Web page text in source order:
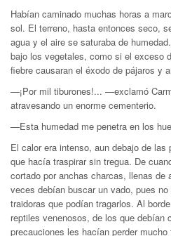
Habían caminado muchas horas a
sol. El terreno, hasta entonces seco,
agua y el aire se saturaba de
bajo los vegetales, como si el exceso
fiebre causaran el éxodo de pájaros y
—¡Por mil tiburones!... —exclamó
atravesando un enorme cementerio.
—Esta humedad me penetra en los
El calor era intenso, aun debajo de
que hacía traspirar sin tregua. De
cortado por anchas charcas, llenas de
veces debían buscar un vado, pues
traidoras que podían tragarlos. Al
reptiles venenosos, de los que debían
precauciones les hacían perder mucho